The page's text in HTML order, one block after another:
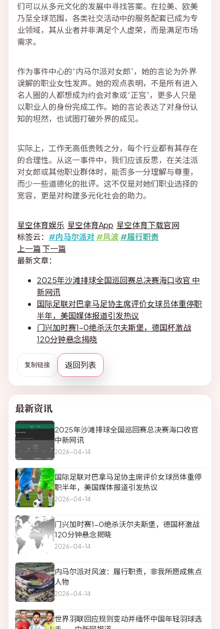
们可以从多元文化的发展中寻找答案。在拉美、欧美
乃至全球范围，各类社交活动中的服务配套已成为专
业领域，其从业者并非满足个人虚荣，而是满足市场
需求。
作为事件中心的“内马尔派对女郎”，她的言论为外界
误解的职业女性发声。她的观点表明，不是所有进入
名人圈的人都想成为约会对象或“正宫”，更多人只是
以职业人的身份完成工作。她的言论表达了对身份认
知的坦然，也试图打破外界的成见。
实际上，工作无高低贵贱之分，每个行业都有其存在
的合理性。从这一事件中，我们应该反思，在关注派
对女郎或其他职业群体时，能否多一分理解与尊重，
而少一些道德化的批评。这不仅是对她们职业选择的
宽容，更是对构建多元化社会的助力。
星空体育娱乐 星空体育App 星空体育下载官网
标签云： #内马尔派对 #风波 #履行职责
上一篇下一篇
最新文章：
2025年沙滩排球全国巡回赛总决赛海口收官 中
新网讯
国际足联对巴拿马足协主席评价女球员体重停职
半年，美国媒体报道引发热议
门兴加时赛1-0绝杀沃尔夫斯堡，德国杯激战
120分钟悬念揭晓
复制链接 返回列表
最新资讯
2025年沙滩排球全国巡回赛总决赛海口收官
中新网讯
2026-04-14
国际足联对巴拿马足协主席评价女球员体重停
职半年，美国媒体报道引发热议
2026-04-14
门兴加时赛1-0绝杀沃尔夫斯堡，德国杯激战
120分钟悬念揭晓
2026-04-14
内马尔派对风波：履行职责，非我所愿成焦点
人物
2026-04-14
世界羽联回应规则变动并缅怀中国年轻羽球选